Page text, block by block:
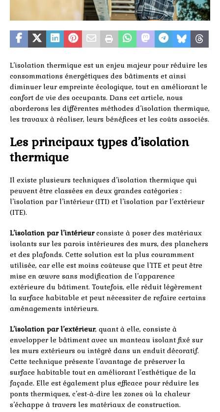
L’isolation thermique est un enjeu majeur pour réduire les
consommations énergétiques des bâtiments et ainsi
diminuer leur empreinte écologique, tout en améliorant le
confort de vie des occupants. Dans cet article, nous
aborderons les différentes méthodes d’isolation thermique,
les travaux à réaliser, leurs bénéfices et les coûts associés.
Les principaux types d’isolation
thermique
Il existe plusieurs techniques d’isolation thermique qui
peuvent être classées en deux grandes catégories :
l’isolation par l’intérieur (ITI) et l’isolation par l’extérieur
(ITE).
L’isolation par l’intérieurconsiste à poser des matériaux
isolants sur les parois intérieures des murs, des planchers
et des plafonds. Cette solution est la plus couramment
utilisée, car elle est moins coûteuse que l’ITE et peut être
mise en œuvre sans modification de l’apparence
extérieure du bâtiment. Toutefois, elle réduit légèrement
la surface habitable et peut nécessiter de refaire certains
aménagements intérieurs.
L’isolation par l’extérieur, quant à elle, consiste à
envelopper le bâtiment avec un manteau isolant fixé sur
les murs extérieurs ou intégré dans un enduit décoratif.
Cette technique présente l’avantage de préserver la
surface habitable tout en améliorant l’esthétique de la
façade. Elle est également plus efficace pour réduire les
ponts thermiques, c’est-à-dire les zones où la chaleur
s’échappe à travers les matériaux de construction.